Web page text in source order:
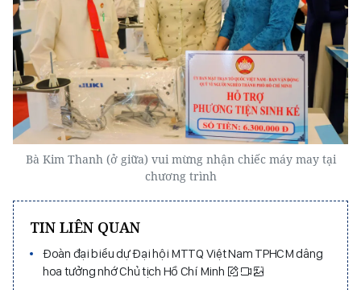
Bà Kim Thanh (ở giữa) vui mừng nhận chiếc máy may tại
chương trình
TIN LIÊN QUAN
Đoàn đại biểu dự Đại hội MTTQ Việt Nam TPHCM dâng
hoa tưởng nhớ Chủ tịch Hồ Chí Minh